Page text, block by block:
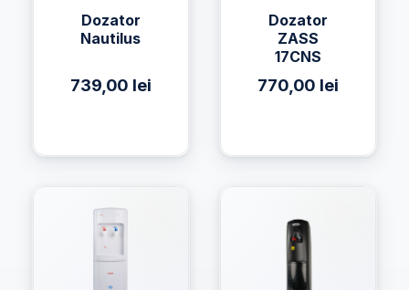
Dozator
Nautilus
739,00 lei
Dozator
ZASS
17CNS
770,00 lei